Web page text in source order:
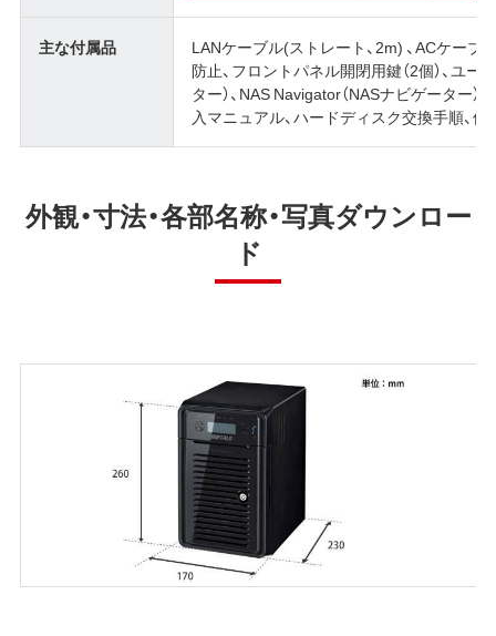
主な付属品
LANケーブル(ストレート、2m) 、ACケーブ
防止、フロントパネル開閉用鍵（2個）、ユ
ター）、NAS Navigator（NASナビゲーター
入マニュアル、ハードディスク交換手順、保
外観・寸法・各部名称・写真ダウンロー
ド